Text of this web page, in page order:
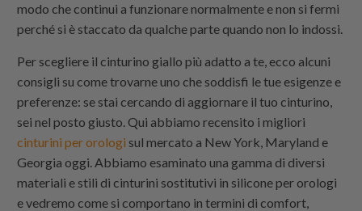
modo che continui a funzionare normalmente e non si fermi
perché si è staccato da qualche parte quando non lo indossi.
Per scegliere il cinturino giallo più adatto a te, ecco alcuni
consigli su come trovarne uno che soddisfi le tue esigenze e
preferenze: se stai cercando di aggiornare il tuo cinturino,
sei nel posto giusto. Qui abbiamo recensito i migliori
cinturini per orologi sul mercato a New York, Maryland e
Georgia oggi. Abbiamo esaminato una gamma di diversi
materiali e stili di cinturini sostitutivi in ​​silicone per orologi
e vedremo come si comportano in termini di comfort,